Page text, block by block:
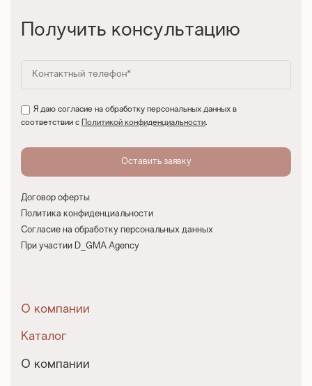
Получить консультацию
Я даю согласие на обработку персональных данных в
соответствии с Политикой конфиденциальности.
Договор оферты
Политика конфиденциальности
Согласие на обработку персональных данных
При участии D_GMA Agency
О компании
Каталог
О компании